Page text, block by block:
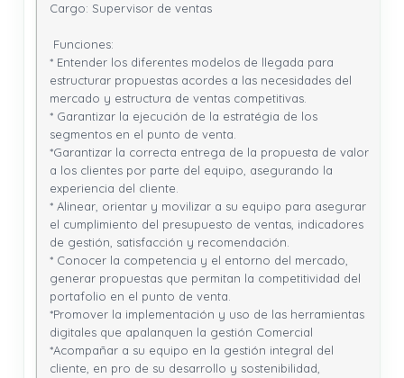
Cargo: Supervisor de ventas
* Entender los diferentes modelos de llegada para
estructurar propuestas acordes a las necesidades del
mercado y estructura de ventas competitivas.
* Garantizar la ejecución de la estratégia de los
segmentos en el punto de venta.
*Garantizar la correcta entrega de la propuesta de valor
a los clientes por parte del equipo, asegurando la
experiencia del cliente.
* Alinear, orientar y movilizar a su equipo para asegurar
el cumplimiento del presupuesto de ventas, indicadores
de gestión, satisfacción y recomendación.
* Conocer la competencia y el entorno del mercado,
generar propuestas que permitan la competitividad del
portafolio en el punto de venta.
*Promover la implementación y uso de las herramientas
digitales que apalanquen la gestión Comercial
*Acompañar a su equipo en la gestión integral del
cliente, en pro de su desarrollo y sostenibilidad,